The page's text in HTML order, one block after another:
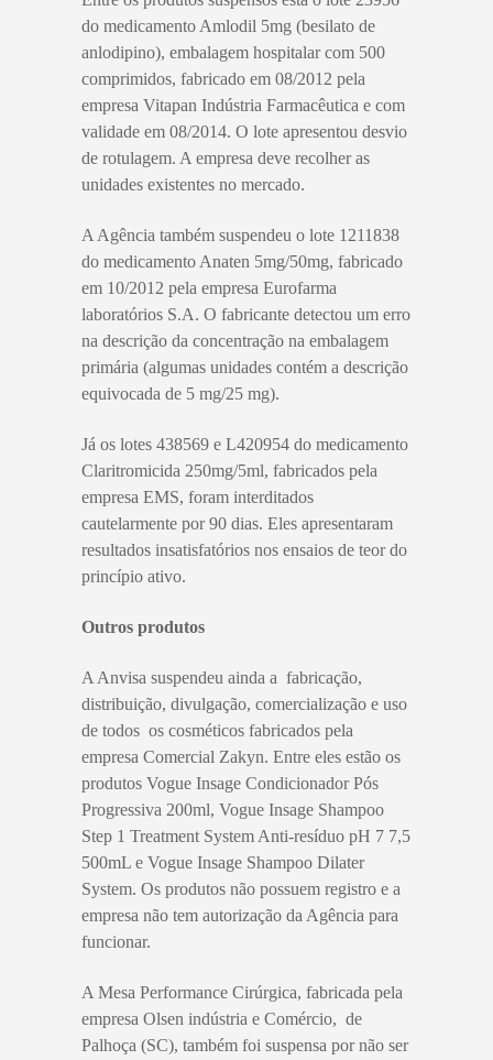
do medicamento Amlodil 5mg (besilato de
anlodipino), embalagem hospitalar com 500
comprimidos, fabricado em 08/2012 pela
empresa Vitapan Indústria Farmacêutica e com
validade em 08/2014. O lote apresentou desvio
de rotulagem. A empresa deve recolher as
unidades existentes no mercado.
A Agência também suspendeu o lote 1211838
do medicamento Anaten 5mg/50mg, fabricado
em 10/2012 pela empresa Eurofarma
laboratórios S.A. O fabricante detectou um erro
na descrição da concentração na embalagem
primária (algumas unidades contém a descrição
equivocada de 5 mg/25 mg).
Já os lotes 438569 e L420954 do medicamento
Claritromicida 250mg/5ml, fabricados pela
empresa EMS, foram interditados
cautelarmente por 90 dias. Eles apresentaram
resultados insatisfatórios nos ensaios de teor do
princípio ativo.
Outros produtos
A Anvisa suspendeu ainda a fabricação,
distribuição, divulgação, comercialização e uso
de todos os cosméticos fabricados pela
empresa Comercial Zakyn. Entre eles estão os
produtos Vogue Insage Condicionador Pós
Progressiva 200ml, Vogue Insage Shampoo
Step 1 Treatment System Anti-resíduo pH 7 7,5
500mL e Vogue Insage Shampoo Dilater
System. Os produtos não possuem registro e a
empresa não tem autorização da Agência para
funcionar.
A Mesa Performance Cirúrgica, fabricada pela
empresa Olsen indústria e Comércio, de
Palhoça (SC), também foi suspensa por não ser